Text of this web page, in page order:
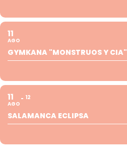
11
AGO
GYMKANA "MONSTRUOS Y CIA"
11
AGO
12
SALAMANCA ECLIPSA